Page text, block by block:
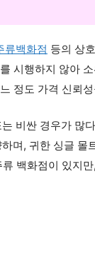
류백화점 등의 상
시행하지 않아
정도 가격 신뢰
비싼 경우가 많다
며, 귀한 싱글 몰
백화점이 있지